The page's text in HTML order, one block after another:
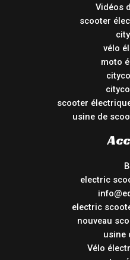
Vidéos
scooter
vélo
moto
scooter
usine de
electric
electric
nouveau
usine
Vélo